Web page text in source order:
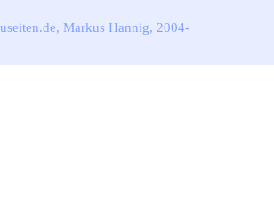
Markus Hannig, 2004-